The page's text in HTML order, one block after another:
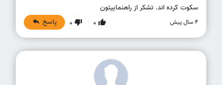
سکوت کرده اند. تشکر از راهنماییتون
4 سال پیش 0
0 پاسخ